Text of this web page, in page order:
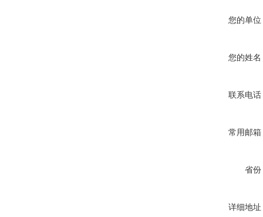
您的单位
您的姓名
联系电话
常用邮箱
省份
详细地址